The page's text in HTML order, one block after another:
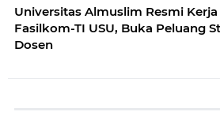
Universitas Almuslim Resmi
Fasilkom-TI USU, Buka Peluang
Dosen